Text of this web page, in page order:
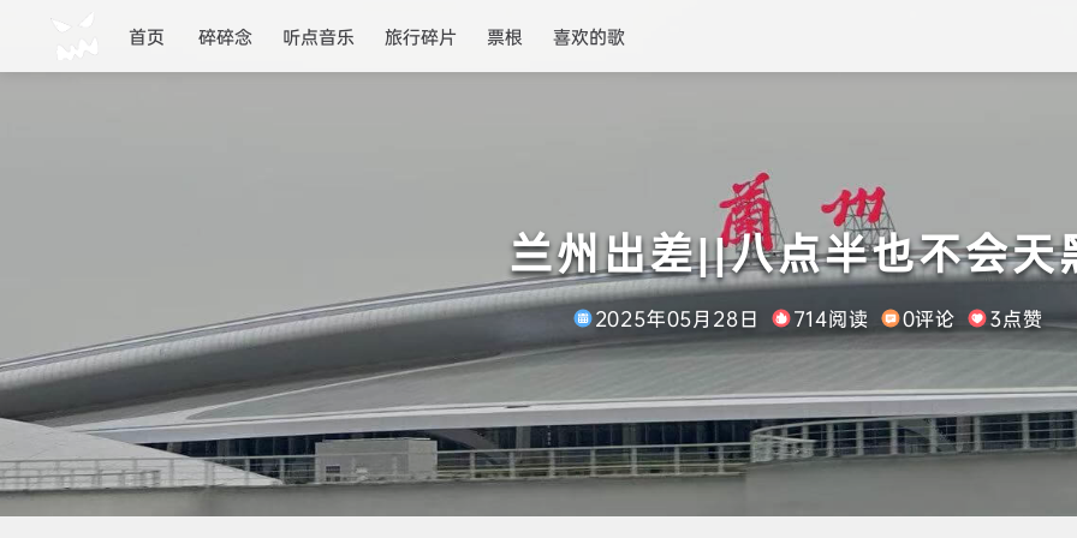
首页 碎碎念 听点音乐 旅行碎片 票根 喜欢的歌
兰州出差||八点半也不会天
2025年05月28日 714阅读 0评论 3点赞